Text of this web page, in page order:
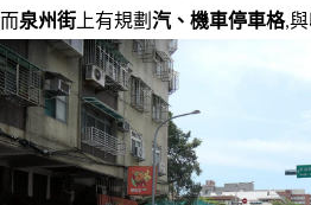
而泉州街上有規劃汽、機車停車格,與